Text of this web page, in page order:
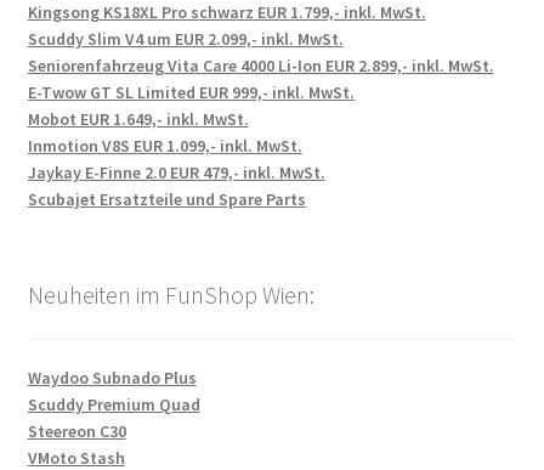
Kingsong KS18XL Pro schwarz EUR 1.799,- inkl. MwSt.
Scuddy Slim V4 um EUR 2.099,- inkl. MwSt.
Seniorenfahrzeug Vita Care 4000 Li-Ion EUR 2.899,- inkl. MwSt.
E-Twow GT SL Limited EUR 999,- inkl. MwSt.
Mobot EUR 1.649,- inkl. MwSt.
Inmotion V8S EUR 1.099,- inkl. MwSt.
Jaykay E-Finne 2.0 EUR 479,- inkl. MwSt.
Scubajet Ersatzteile und Spare Parts
Neuheiten im FunShop Wien:
Waydoo Subnado Plus
Scuddy Premium Quad
Steereon C30
VMoto Stash